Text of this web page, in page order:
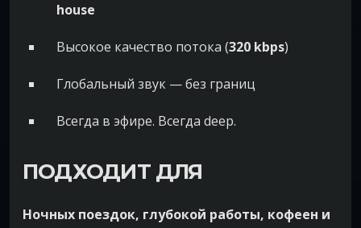
house
Высокое качество потока (320 kbps)
Глобальный звук — без границ
Всегда в эфире. Всегда deep.
ПОДХОДИТ ДЛЯ
Ночных поездок, глубокой работы, кофеен и